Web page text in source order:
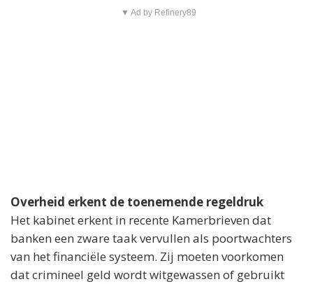
▼ Ad by Refinery89
Overheid erkent de toenemende regeldruk
Het kabinet erkent in recente Kamerbrieven dat
banken een zware taak vervullen als poortwachters
van het financiële systeem. Zij moeten voorkomen
dat crimineel geld wordt witgewassen of gebruikt